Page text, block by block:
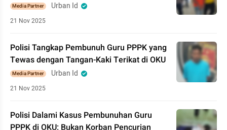
Media Partner Urban Id
21 Nov 2025
Polisi Tangkap Pembunuh Guru PPPK yang
Tewas dengan Tangan-Kaki Terikat di OKU
Media Partner Urban Id
21 Nov 2025
Polisi Dalami Kasus Pembunuhan Guru
PPPK di OKU: Bukan Korban Pencurian